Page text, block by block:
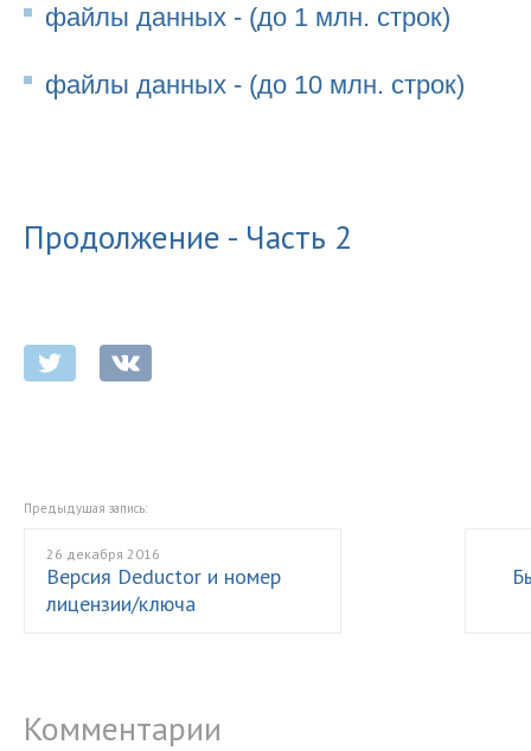
файлы данных - (до 1 млн. строк)
файлы данных - (до 10 млн. строк)
Продолжение - Часть 2
Предыдущая запись:
26 декабря 2016
Версия Deductor и номер
лицензии/ключа
Комментарии